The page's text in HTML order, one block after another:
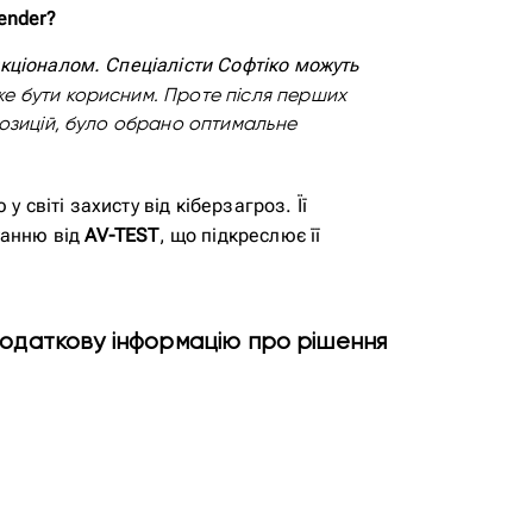
Спеціалісти Софтіко можуть
бути корисним. Проте після перших
було обрано оптимальне
захисту від кіберзагроз. Її
відAV-TEST, що підкреслює її
інформацію про рішення